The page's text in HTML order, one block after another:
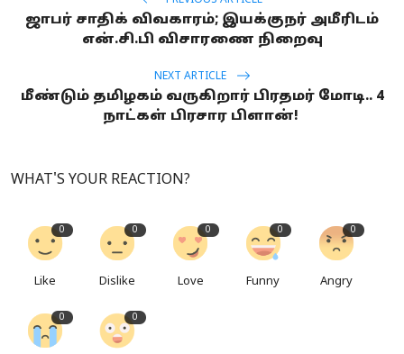
ஜாபர் சாதிக் விவகாரம்; இயக்குநர் அமீரிடம்
என்.சி.பி விசாரணை நிறைவு
NEXT ARTICLE
மீண்டும் தமிழகம் வருகிறார் பிரதமர் மோடி.. 4
நாட்கள் பிரசார பிளான்!
WHAT'S YOUR REACTION?
0
Like
0
Dislike
0
Love
0
Funny
0
Angry
0 0